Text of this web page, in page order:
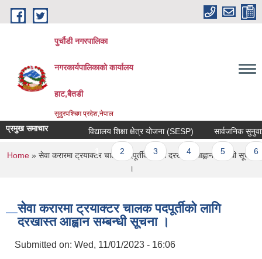
Skip to main content
पुर्चौडी नगरपालिका
नगरकार्यपालिकाकाे कार्यालय
हाट,बैतडी
सुदुरपश्चिम प्रदेश,नेपाल
प्रमुख समाचार विद्यालय शिक्षा क्षेत्र योजना (SESP) सार्वजनिक सुनुवाई
Pages
1 2 3 4 5 6
You are here
Home» सेवा करारमा ट्रयाक्टर चालक पदपूर्तीकाे लागि दरखास्त आह्वान सम्बन्धी सूचना
।
सेवा करारमा ट्रयाक्टर चालक पदपूर्तीकाे लागि
दरखास्त आह्वान सम्बन्धी सूचना ।
Submitted on: Wed, 11/01/2023 - 16:06